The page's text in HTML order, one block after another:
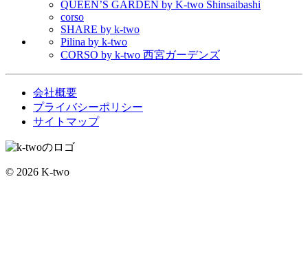
QUEEN’S GARDEN by K-two Shinsaibashi
corso
SHARE by k-two
Pilina by k-two
CORSO by k-two 西宮ガーデンズ
会社概要
プライバシーポリシー
サイトマップ
© 2026 K-two